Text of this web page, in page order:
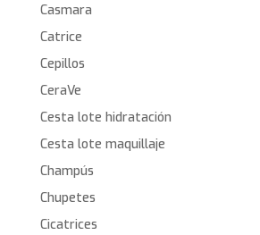
Casmara
Catrice
Cepillos
CeraVe
Cesta lote hidratación
Cesta lote maquillaje
Champús
Chupetes
Cicatrices